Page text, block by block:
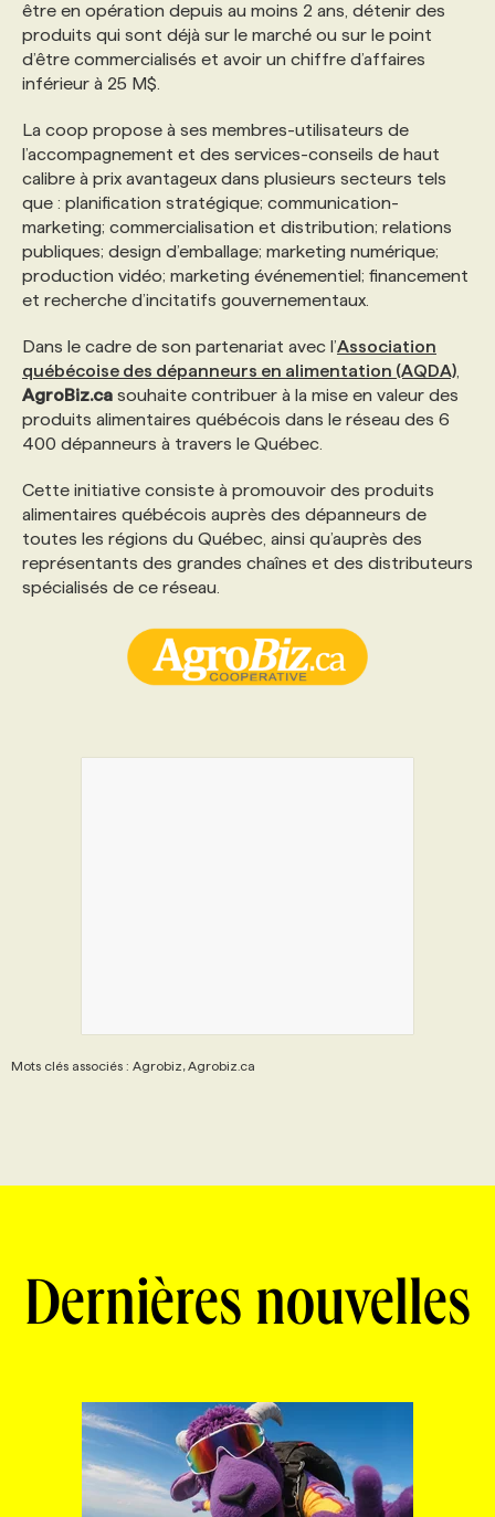
être en opération depuis au moins 2 ans, détenir des
produits qui sont déjà sur le marché ou sur le point
d’être commercialisés et avoir un chiffre d’affaires
inférieur à 25 M$.
La coop propose à ses membres-utilisateurs de
l’accompagnement et des services-conseils de haut
calibre à prix avantageux dans plusieurs secteurs tels
que : planification stratégique; communication-
marketing; commercialisation et distribution; relations
publiques; design d’emballage; marketing numérique;
production vidéo; marketing événementiel; financement
et recherche d’incitatifs gouvernementaux.
Dans le cadre de son partenariat avec l’Association
québécoise des dépanneurs en alimentation (AQDA)
AgroBiz.ca souhaite contribuer à la mise en valeur des
produits alimentaires québécois dans le réseau des 6
400 dépanneurs à travers le Québec.
Cette initiative consiste à promouvoir des produits
alimentaires québécois auprès des dépanneurs de
toutes les régions du Québec, ainsi qu’auprès des
représentants des grandes chaînes et des distributeurs
spécialisés de ce réseau.
Mots clés associés : Agrobiz, Agrobiz.ca
Dernières nouvelles